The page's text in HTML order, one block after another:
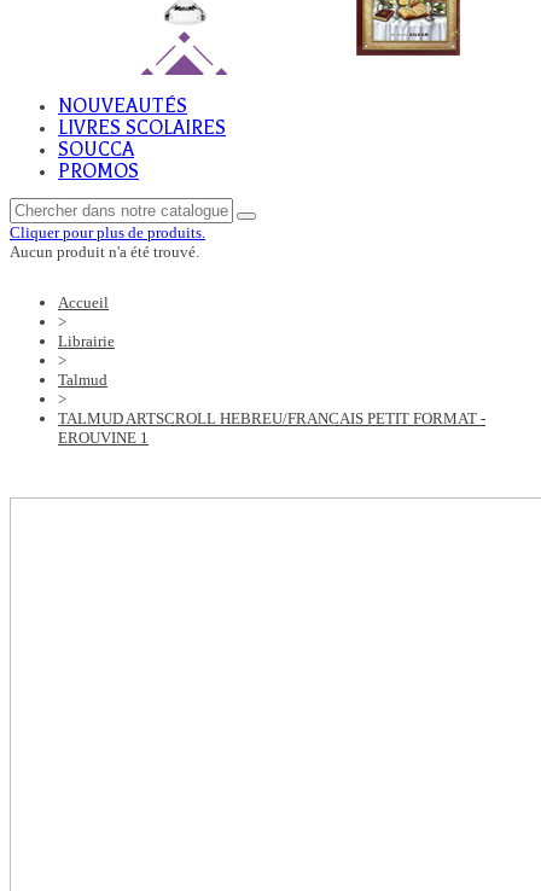
NOUVEAUTÉS
LIVRES SCOLAIRES
SOUCCA
PROMOS
Cliquer pour plus de produits.
Aucun produit n'a été trouvé.
Accueil
>
Librairie
>
Talmud
>
TALMUD ARTSCROLL HEBREU/FRANCAIS PETIT FORMAT -
EROUVINE 1